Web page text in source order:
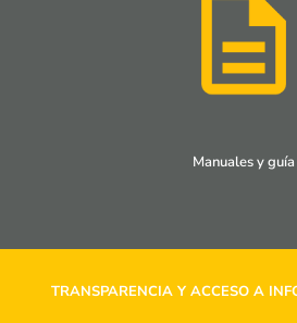
Manuales y guía
TRANSPARENCIA Y ACCESO A